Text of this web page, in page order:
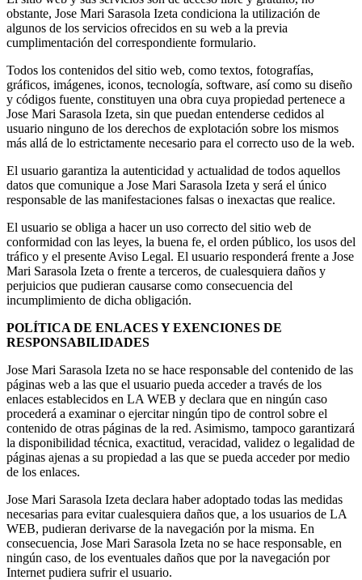
obstante, Jose Mari Sarasola Izeta condiciona la utilización de
algunos de los servicios ofrecidos en su web a la previa
cumplimentación del correspondiente formulario.
Todos los contenidos del sitio web, como textos, fotografías,
gráficos, imágenes, iconos, tecnología, software, así como su diseño
y códigos fuente, constituyen una obra cuya propiedad pertenece a
Jose Mari Sarasola Izeta, sin que puedan entenderse cedidos al
usuario ninguno de los derechos de explotación sobre los mismos
más allá de lo estrictamente necesario para el correcto uso de la web.
El usuario garantiza la autenticidad y actualidad de todos aquellos
datos que comunique a Jose Mari Sarasola Izeta y será el único
responsable de las manifestaciones falsas o inexactas que realice.
El usuario se obliga a hacer un uso correcto del sitio web de
conformidad con las leyes, la buena fe, el orden público, los usos del
tráfico y el presente Aviso Legal. El usuario responderá frente a Jose
Mari Sarasola Izeta o frente a terceros, de cualesquiera daños y
perjuicios que pudieran causarse como consecuencia del
incumplimiento de dicha obligación.
POLÍTICA DE ENLACES Y EXENCIONES DE
RESPONSABILIDADES
Jose Mari Sarasola Izeta no se hace responsable del contenido de las
páginas web a las que el usuario pueda acceder a través de los
enlaces establecidos en LA WEB y declara que en ningún caso
procederá a examinar o ejercitar ningún tipo de control sobre el
contenido de otras páginas de la red. Asimismo, tampoco garantizará
la disponibilidad técnica, exactitud, veracidad, validez o legalidad de
páginas ajenas a su propiedad a las que se pueda acceder por medio
de los enlaces.
Jose Mari Sarasola Izeta declara haber adoptado todas las medidas
necesarias para evitar cualesquiera daños que, a los usuarios de LA
WEB, pudieran derivarse de la navegación por la misma. En
consecuencia, Jose Mari Sarasola Izeta no se hace responsable, en
ningún caso, de los eventuales daños que por la navegación por
Internet pudiera sufrir el usuario.